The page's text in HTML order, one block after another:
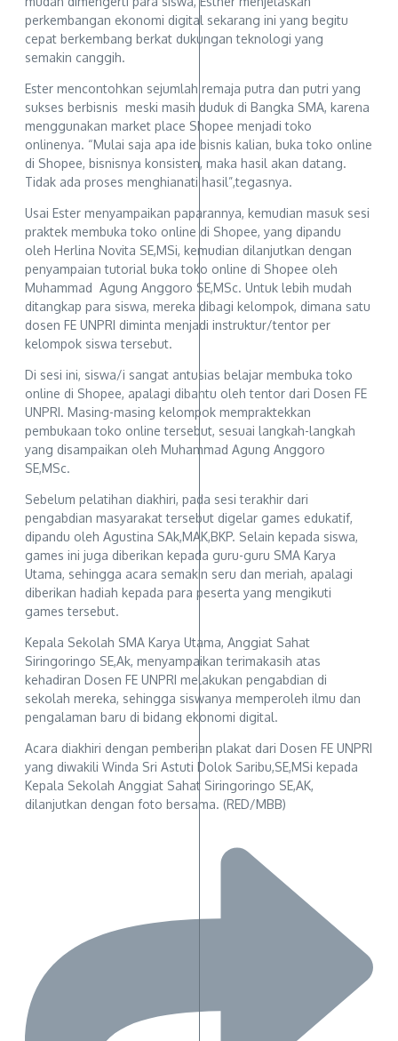
perkembangan ekonomi digital sekarang ini yang begitu
cepat berkembang berkat dukungan teknologi yang
semakin canggih.
Ester mencontohkan sejumlah remaja putra dan putri yang
sukses berbisnis meski masih duduk di Bangka SMA, karena
menggunakan market place Shopee menjadi toko
onlinenya. “Mulai saja apa ide bisnis kalian, buka toko online
di Shopee, bisnisnya konsisten, maka hasil akan datang.
Tidak ada proses menghianati hasil”,tegasnya.
Usai Ester menyampaikan paparannya, kemudian masuk sesi
praktek membuka toko online di Shopee, yang dipandu
oleh Herlina Novita SE,MSi, kemudian dilanjutkan dengan
penyampaian tutorial buka toko online di Shopee oleh
Muhammad Agung Anggoro SE,MSc. Untuk lebih mudah
ditangkap para siswa, mereka dibagi kelompok, dimana satu
dosen FE UNPRI diminta menjadi instruktur/tentor per
kelompok siswa tersebut.
Di sesi ini, siswa/i sangat antusias belajar membuka toko
online di Shopee, apalagi dibantu oleh tentor dari Dosen FE
UNPRI. Masing-masing kelompok mempraktekkan
pembukaan toko online tersebut, sesuai langkah-langkah
yang disampaikan oleh Muhammad Agung Anggoro
SE,MSc.
Sebelum pelatihan diakhiri, pada sesi terakhir dari
pengabdian masyarakat tersebut digelar games edukatif,
dipandu oleh Agustina SAk,MAK,BKP. Selain kepada siswa,
games ini juga diberikan kepada guru-guru SMA Karya
Utama, sehingga acara semakin seru dan meriah, apalagi
diberikan hadiah kepada para peserta yang mengikuti
games tersebut.
Kepala Sekolah SMA Karya Utama, Anggiat Sahat
Siringoringo SE,Ak, menyampaikan terimakasih atas
kehadiran Dosen FE UNPRI melakukan pengabdian di
sekolah mereka, sehingga siswanya memperoleh ilmu dan
pengalaman baru di bidang ekonomi digital.
Acara diakhiri dengan pemberian plakat dari Dosen FE UNPRI
yang diwakili Winda Sri Astuti Dolok Saribu,SE,MSi kepada
Kepala Sekolah Anggiat Sahat Siringoringo SE,AK,
dilanjutkan dengan foto bersama. (RED/MBB)